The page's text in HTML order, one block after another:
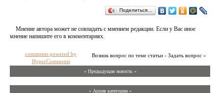
Поделиться…
Мнение автора может не совпадать с мнением редакции. Если у Вас иное
мнение напишите его в комментариях.
Возник вопрос по теме статьи - Задать вопрос »
comments powered by
HyperComments
« Предыдущая новость «
» Архив категории «